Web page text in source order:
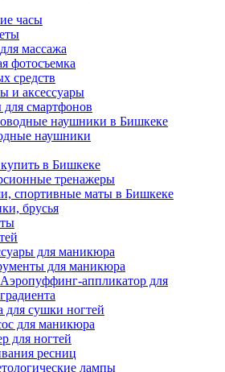
часы
массажа
фотосъемка
средств
и аксессуары
для смартфонов
наушники в Бишкеке
наушники
в Бишкеке
тренажеры
спортивные маты в Бишкеке
брусья
для маникюра
для маникюра
Аэропуффинг-аппликатор для
градиента
для сушки ногтей
для маникюра
для ногтей
ресниц
лампы